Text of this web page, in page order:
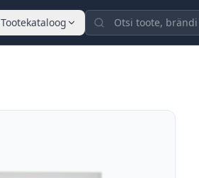
Tootekataloog